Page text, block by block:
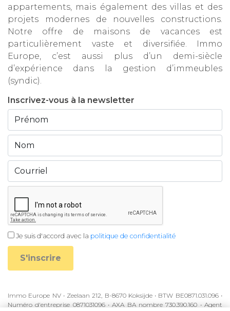
appartements, mais également des villas et des
projets modernes de nouvelles constructions.
Notre offre de maisons de vacances est
particulièrement vaste et diversifiée. Immo
Europe, c’est aussi plus d’un demi-siècle
d’expérience dans la gestion d’immeubles
(syndic).
Inscrivez-vous à la newsletter
Je suis d'accord avec la politique de confidentialité
S'inscrire
Immo Europe NV • Zeelaan 212, B-8670 Koksijde • BTW BE0871.031.096 •
Numéro d'entreprise 0871031096 • AXA BA nombre 730.390.160 • Agent